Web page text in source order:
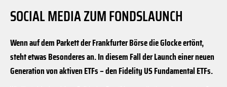
SOCIAL MEDIA ZUM FONDSLAUNCH
Wenn auf dem Parkett der Frankfurter Börse die Glocke ertönt,
steht etwas Besonderes an. In diesem Fall der Launch einer neuen
Generation von aktiven ETFs – den Fidelity US Fundamental ETFs.
Zeppelinstraße
Zeppelinstraße
Urseler Straße
© 2019 MapOSMatic/OCitySMap-Entwickler - Kartendaten© 2019 OpenStreetMap.org und Mitwirkende